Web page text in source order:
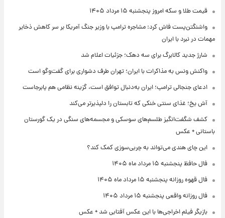
قیمت طلا و سکه امروز پنجشنبه ۱۵ مرداد ۱۴۰۵
واشنگتن‌پست فاش کرد: مشاجره ترامپ با وزیر جنگ آمریکا بر سر کاهش ذخایر
مهمات در نبرد با ایران
شارژ جدید کالابرگ برای سه دهک؛ جزئیات اعلام شد
واکنش ونس به مذاکرات با ایران؛ تهران طرف دشواری برای گفت‌وگو است
ادعای جنجالی ترامپ؛ ایران به‌دنبال توافق است، گزینه نظامی هم پابرجاست
آش یخ؛ غذای سنتی خنکی که تابستان را دلپذیرتر می‌کند
کشف شگفت‌انگیز طلسم‌های سوسکی و مجسمه‌های سنگی در یک گورستان
باستانی + عکس
این چای هندی می‌تواند به چربی‌سوزی کمک کند؟
فال حافظ پنجشنبه ۱۵ مرداد ماه ۱۴۰۵
فال قهوه روزانه پنجشنبه ۱۵ مرداد ماه ۱۴۰۵
فال روزانه واقعی پنجشنبه ۱۵ مرداد ۱۴۰۵
بازیگر فیلم اخراجی‌ها با این عکس آفتابی شد + عکس